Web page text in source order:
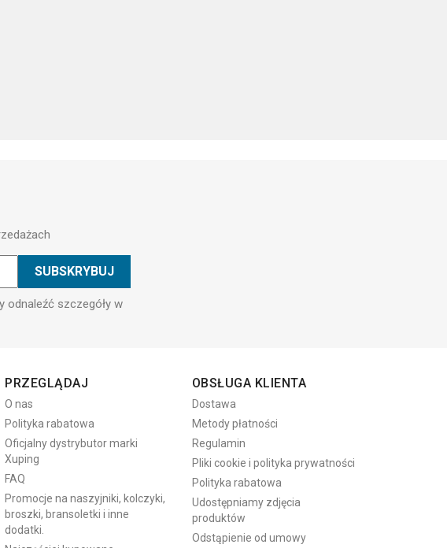
odnaleźć szczegóły w
PRZEGLĄDAJ
O nas
Polityka rabatowa
Oficjalny dystrybutor marki
Xuping
FAQ
Promocje na naszyjniki, kolczyki,
broszki, bransoletki i inne
dodatki.
OBSŁUGA KLIENTA
Dostawa
Metody płatności
Regulamin
Pliki cookie i polityka prywatności
Polityka rabatowa
Udostępniamy zdjęcia
produktów
Odstąpienie od umowy